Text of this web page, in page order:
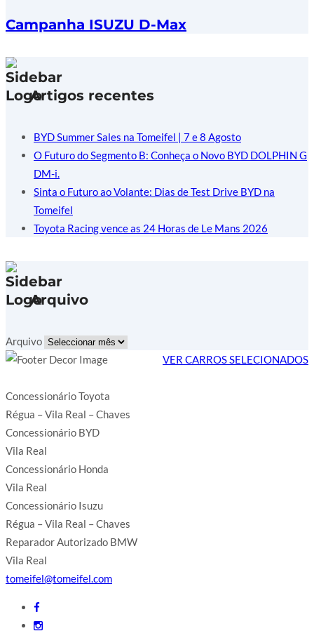
Campanha ISUZU D-Max
Artigos recentes
BYD Summer Sales na Tomeifel | 7 e 8 Agosto
O Futuro do Segmento B: Conheça o Novo BYD DOLPHIN G
DM-i.
Sinta o Futuro ao Volante: Dias de Test Drive BYD na
Tomeifel
Toyota Racing vence as 24 Horas de Le Mans 2026
Arquivo
Arquivo
VER CARROS SELECIONADOS
Concessionário Toyota
Régua – Vila Real – Chaves
Concessionário BYD
Vila Real
Concessionário Honda
Vila Real
Concessionário Isuzu
Régua – Vila Real – Chaves
Reparador Autorizado BMW
Vila Real
tomeifel@tomeifel.com